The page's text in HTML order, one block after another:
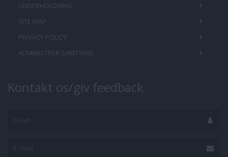
UNDERHOLDNING
SITE MAP
PRIVACY POLICY
ADMINISTRER SAMTYKKE
Kontakt os/giv feedback